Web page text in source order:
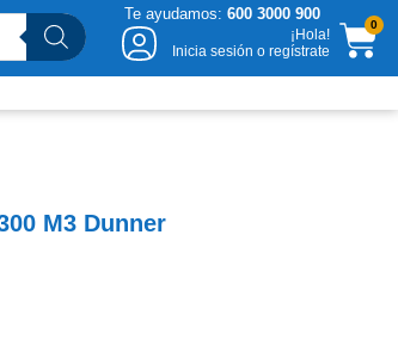
Te ayudamos: 600 3000 900
¡Hola!
Inicia sesión o regístrate
0
M3 Dunner